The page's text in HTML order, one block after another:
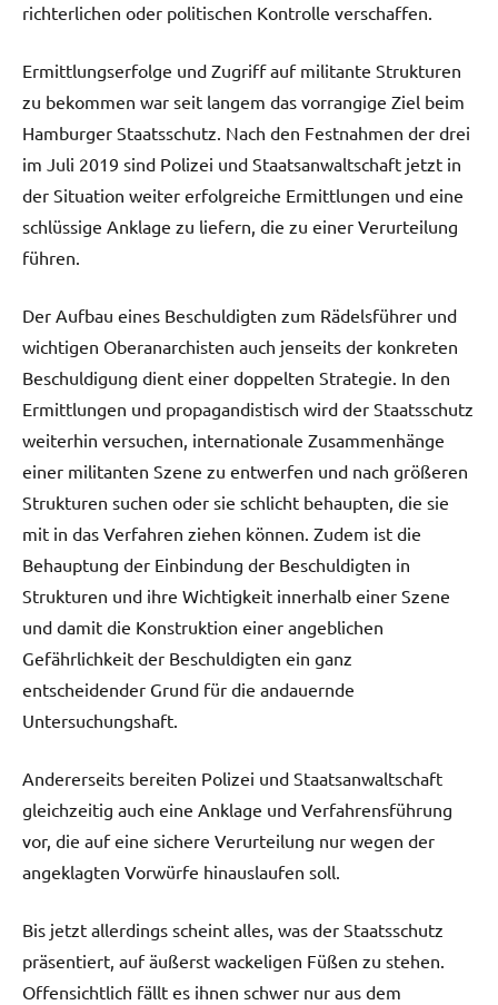
richterlichen oder politischen Kontrolle verschaffen.
Ermittlungserfolge und Zugriff auf militante Strukturen
zu bekommen war seit langem das vorrangige Ziel beim
Hamburger Staatsschutz. Nach den Festnahmen der drei
im Juli 2019 sind Polizei und Staatsanwaltschaft jetzt in
der Situation weiter erfolgreiche Ermittlungen und eine
schlüssige Anklage zu liefern, die zu einer Verurteilung
führen.
Der Aufbau eines Beschuldigten zum Rädelsführer und
wichtigen Oberanarchisten auch jenseits der konkreten
Beschuldigung dient einer doppelten Strategie. In den
Ermittlungen und propagandistisch wird der Staatsschutz
weiterhin versuchen, internationale Zusammenhänge
einer militanten Szene zu entwerfen und nach größeren
Strukturen suchen oder sie schlicht behaupten, die sie
mit in das Verfahren ziehen können. Zudem ist die
Behauptung der Einbindung der Beschuldigten in
Strukturen und ihre Wichtigkeit innerhalb einer Szene
und damit die Konstruktion einer angeblichen
Gefährlichkeit der Beschuldigten ein ganz
entscheidender Grund für die andauernde
Untersuchungshaft.
Andererseits bereiten Polizei und Staatsanwaltschaft
gleichzeitig auch eine Anklage und Verfahrensführung
vor, die auf eine sichere Verurteilung nur wegen der
angeklagten Vorwürfe hinauslaufen soll.
Bis jetzt allerdings scheint alles, was der Staatsschutz
präsentiert, auf äußerst wackeligen Füßen zu stehen.
Offensichtlich fällt es ihnen schwer nur aus dem